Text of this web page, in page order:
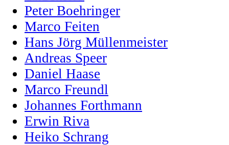
Peter Boehringer
Marco Feiten
Hans Jörg Müllenmeister
Andreas Speer
Daniel Haase
Marco Freundl
Johannes Forthmann
Erwin Riva
Heiko Schrang